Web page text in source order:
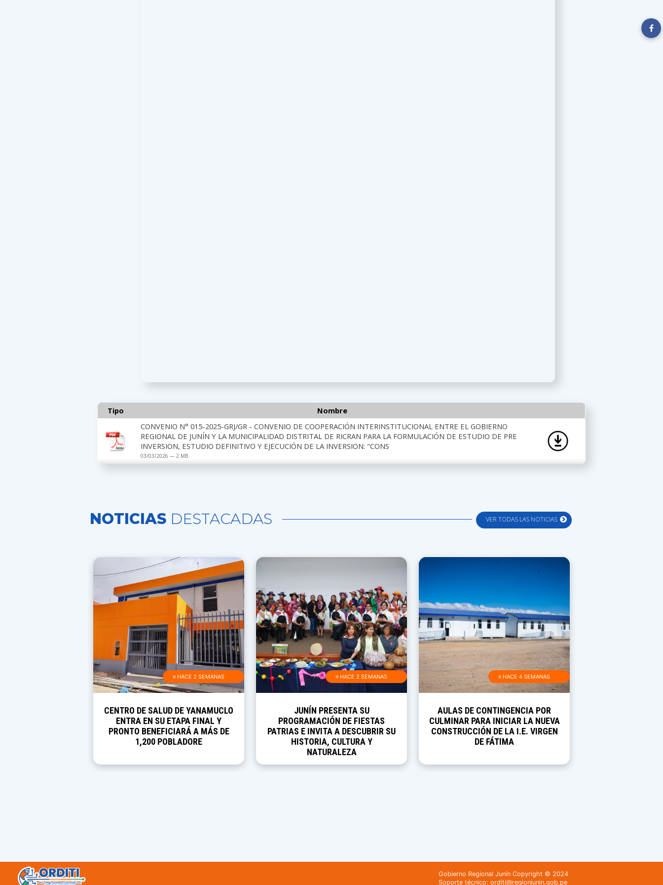
Tipo
Nombre
CONVENIO N° 015-2025-GRJ/GR - CONVENIO DE COOPERACIÓN INTERINSTITUCIONAL ENTRE EL GOBIERNO
REGIONAL DE JUNÍN Y LA MUNICIPALIDAD DISTRITAL DE RICRAN PARA LA FORMULACIÓN DE ESTUDIO DE PRE
INVERSION, ESTUDIO DEFINITIVO Y EJECUCIÓN DE LA INVERSION: "CONS
03/03/2026 — 2 MB
VER TODAS LAS NOTICIAS
NOTICIAS DESTACADAS
≡ HACE 2 SEMANAS
CENTRO DE SALUD DE YANAMUCLO
ENTRA EN SU ETAPA FINAL Y
PRONTO BENEFICIARÁ A MÁS DE
1,200 POBLADORE
≡ HACE 2 SEMANAS
JUNÍN PRESENTA SU
PROGRAMACIÓN DE FIESTAS
PATRIAS E INVITA A DESCUBRIR SU
HISTORIA, CULTURA Y
NATURALEZA
≡ HACE 4 SEMANAS
AULAS DE CONTINGENCIA POR
CULMINAR PARA INICIAR LA NUEVA
CONSTRUCCIÓN DE LA I.E. VIRGEN
DE FÁTIMA
Gobierno Regional Junín Copyright © 2024
Soporte técnico: orditi@regionjunin.gob.pe